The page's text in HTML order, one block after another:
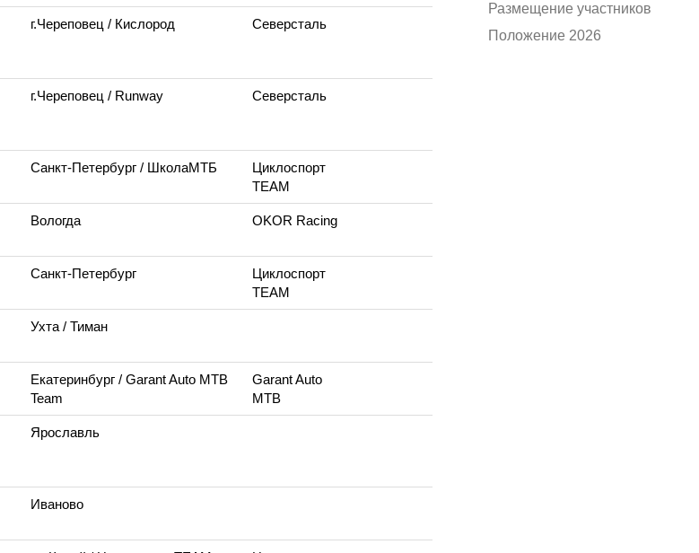
Размещение участников
Положение 2026
г.Череповец / Кислород Северсталь
г.Череповец / Runway Северсталь
Санкт-Петербург / ШколаМТБ
Циклоспорт
TEAM
Вологда OKOR Racing
Санкт-Петербург
Циклоспорт
TEAM
Ухта / Тиман
Екатеринбург / Garant Auto MTB
Team
Garant Auto
MTB
Ярославль
Иваново